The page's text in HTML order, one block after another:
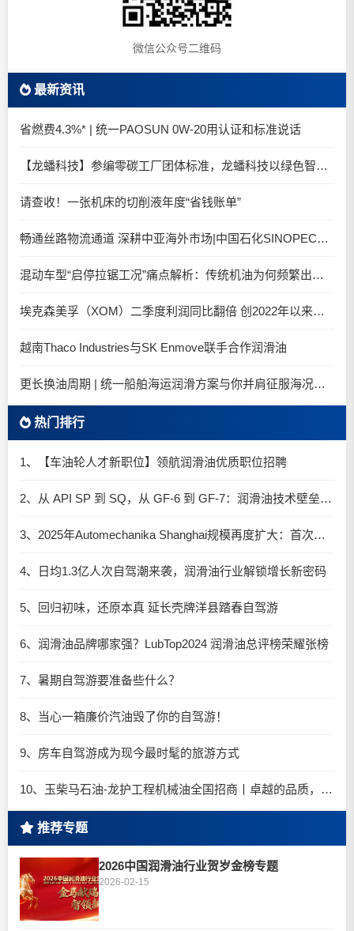
微信公众号二维码
最新资讯
省燃费4.3%* | 统一PAOSUN 0W-20用认证和标准说话
【龙蟠科技】参编零碳工厂团体标准，龙蟠科技以绿色智造锚定零碳未来
请查收！一张机床的切削液年度“省钱账单”
畅通丝路物流通道 深耕中亚海外市场|中国石化SINOPEC润滑油北京-阿拉木图图定班列顺利抵达
混动车型“启停拉锯工况”痛点解析：传统机油为何频繁出现油泥堆积？
埃克森美孚（XOM）二季度利润同比翻倍 创2022年以来新高
越南Thaco Industries与SK Enmove联手合作润滑油
更长换油周期 | 统一船舶海运润滑方案与你并肩征服海况运维考验
热门排行
1、【车油轮人才新职位】领航润滑油优质职位招聘
2、从 API SP 到 SQ，从 GF-6 到 GF-7：润滑油技术壁垒再升高，你准备好了吗？
3、2025年Automechanika Shanghai规模再度扩大：首次启用国家会展中心（上海）全部15个展馆
4、日均1.3亿人次自驾潮来袭，润滑油行业解锁增长新密码​
5、回归初味，还原本真 延长壳牌洋县踏春自驾游
6、润滑油品牌哪家强？LubTop2024 润滑油总评榜荣耀张榜
7、暑期自驾游要准备些什么？
8、当心一箱廉价汽油毁了你的自驾游！
9、房车自驾游成为现今最时髦的旅游方式
10、玉柴马石油-龙护工程机械油全国招商丨卓越的品质，专业的品牌！
推荐专题
2026中国润滑油行业贺岁金榜专题
2026-02-15